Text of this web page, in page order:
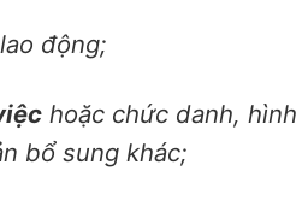
động;
hoặc chức danh,
bổ sung khác;